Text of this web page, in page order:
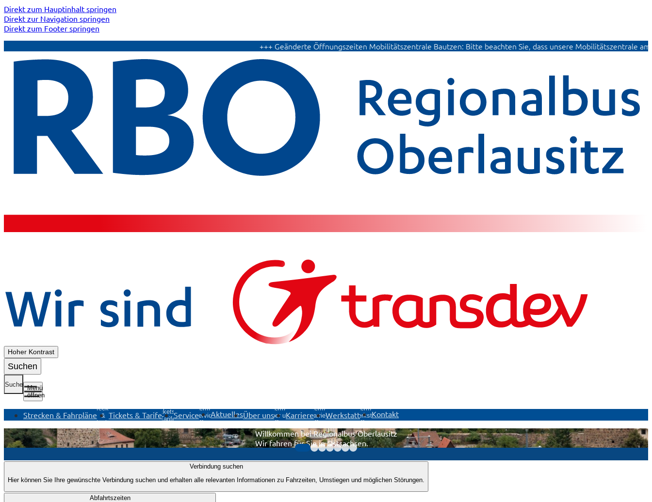
Direkt zum Hauptinhalt springen
Direkt zur Navigation springen
Direkt zum Footer springen
+++ Geänderte Öffnungszeiten Mobilitätszentrale Bautzen: Bitte beachten Sie, dass unsere Mobilitätszentrale am August-
Hoher Kontrast
Suchen
Suche
Menü
öffnen
Strecken & Fahrpläne
Strecken
&
Fahrpläne
öffnen
Tickets & TarifeTickets &
TarifeService
Untermenü
Service
öffnen
AktuellesÜber uns
Untermenü
Über uns
öffnen
Karriere
Untermenü
Karriere
öffnen
Werkstatt
Untermenü
Werkstatt
öffnen
Kontakt
Willkommen bei Regionalbus Oberlausitz
Wir fahren für Sie in Ostsachsen.
Anzeige
von
7
Verbindung suchen
Hier können Sie Ihre gewünschte Verbindung suchen und erhalten alle relevanten Informationen zu Fahrzeiten, Umstiegen und möglichen Störungen.
Abfahrtszeiten